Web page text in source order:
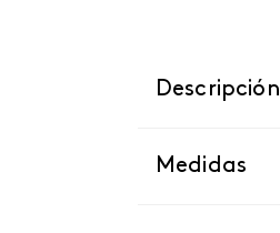
Descripción
Medidas